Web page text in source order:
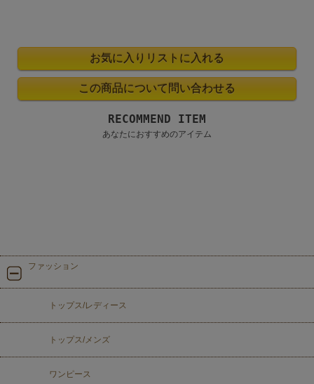
RECOMMEND ITEM
あなたにおすすめのアイテム
ファッション
トップス/レディース
トップス/メンズ
ワンピース